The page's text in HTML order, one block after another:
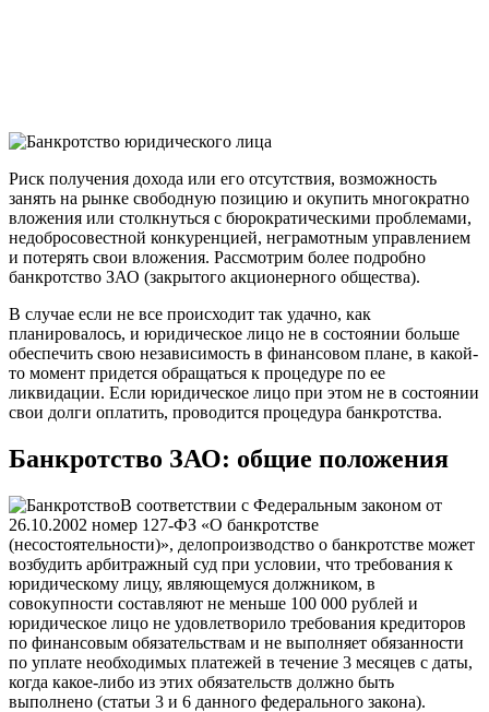
Риск получения дохода или его отсутствия, возможность
занять на рынке свободную позицию и окупить многократно
вложения или столкнуться с бюрократическими проблемами,
недобросовестной конкуренцией, неграмотным управлением
и потерять свои вложения. Рассмотрим более подробно
банкротство ЗАО (закрытого акционерного общества).
В случае если не все происходит так удачно, как
планировалось, и юридическое лицо не в состоянии больше
обеспечить свою независимость в финансовом плане, в какой-
то момент придется обращаться к процедуре по ее
ликвидации. Если юридическое лицо при этом не в состоянии
свои долги оплатить, проводится процедура банкротства.
Банкротство ЗАО: общие положения
В соответствии с Федеральным законом от
26.10.2002 номер 127-ФЗ «О банкротстве
(несостоятельности)», делопроизводство о банкротстве может
возбудить арбитражный суд при условии, что требования к
юридическому лицу, являющемуся должником, в
совокупности составляют не меньше 100 000 рублей и
юридическое лицо не удовлетворило требования кредиторов
по финансовым обязательствам и не выполняет обязанности
по уплате необходимых платежей в течение 3 месяцев с даты,
когда какое-либо из этих обязательств должно быть
выполнено (статьи 3 и 6 данного федерального закона).